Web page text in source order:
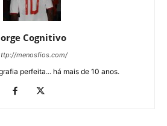
Cognitivo
menosfios.com/
perfeita... há mais de 10 anos.